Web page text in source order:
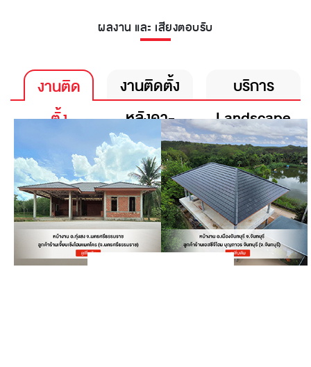
ผลงาน และ เสียงตอบรับ
งานติด
ตั้ง
หลังคา-
ลูกค้า
ทั่วไป
งานติดตั้ง
หลังคา-
ลูกบริษัท
รับสร้าง
บ้าน
บริการ
Landscape
Expert